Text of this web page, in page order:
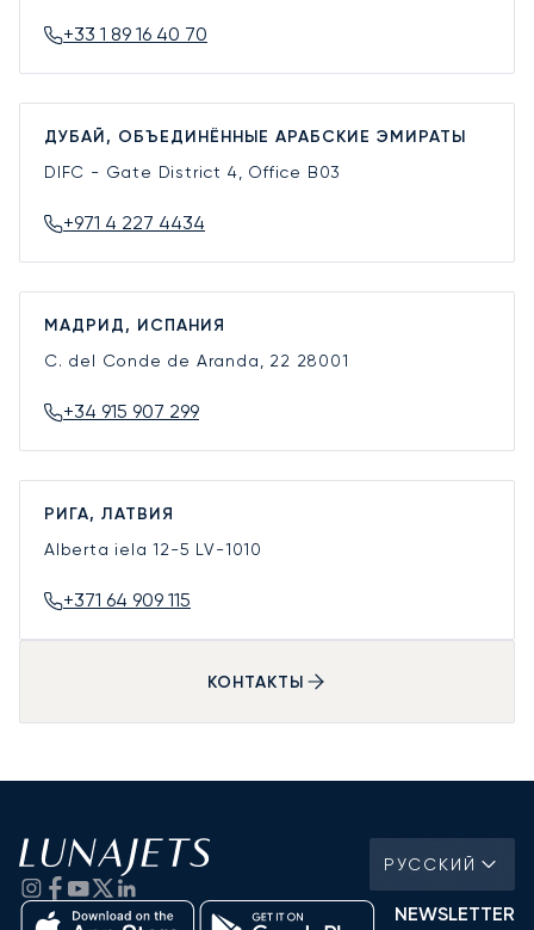
+33 1 89 16 40 70
ДУБАЙ, ОБЪЕДИНЁННЫЕ АРАБСКИЕ ЭМИРАТЫ
DIFC - Gate District 4, Office B03
+971 4 227 4434
МАДРИД, ИСПАНИЯ
C. del Conde de Aranda, 22 28001
+34 915 907 299
РИГА, ЛАТВИЯ
Alberta iela 12-5 LV-1010
+371 64 909 115
КОНТАКТЫ
РУССКИЙ
NEWSLETTER